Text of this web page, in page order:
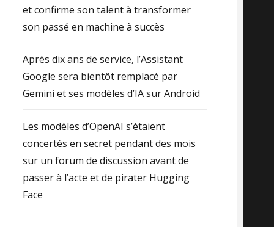
et confirme son talent à transformer
son passé en machine à succès
Après dix ans de service, l’Assistant
Google sera bientôt remplacé par
Gemini et ses modèles d’IA sur Android
Les modèles d’OpenAI s’étaient
concertés en secret pendant des mois
sur un forum de discussion avant de
passer à l’acte et de pirater Hugging
Face